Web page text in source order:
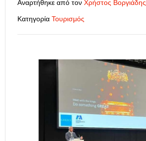
Αναρτήθηκε από τον Χρήστος Βοργιάδης
Κατηγορία Τουρισμός